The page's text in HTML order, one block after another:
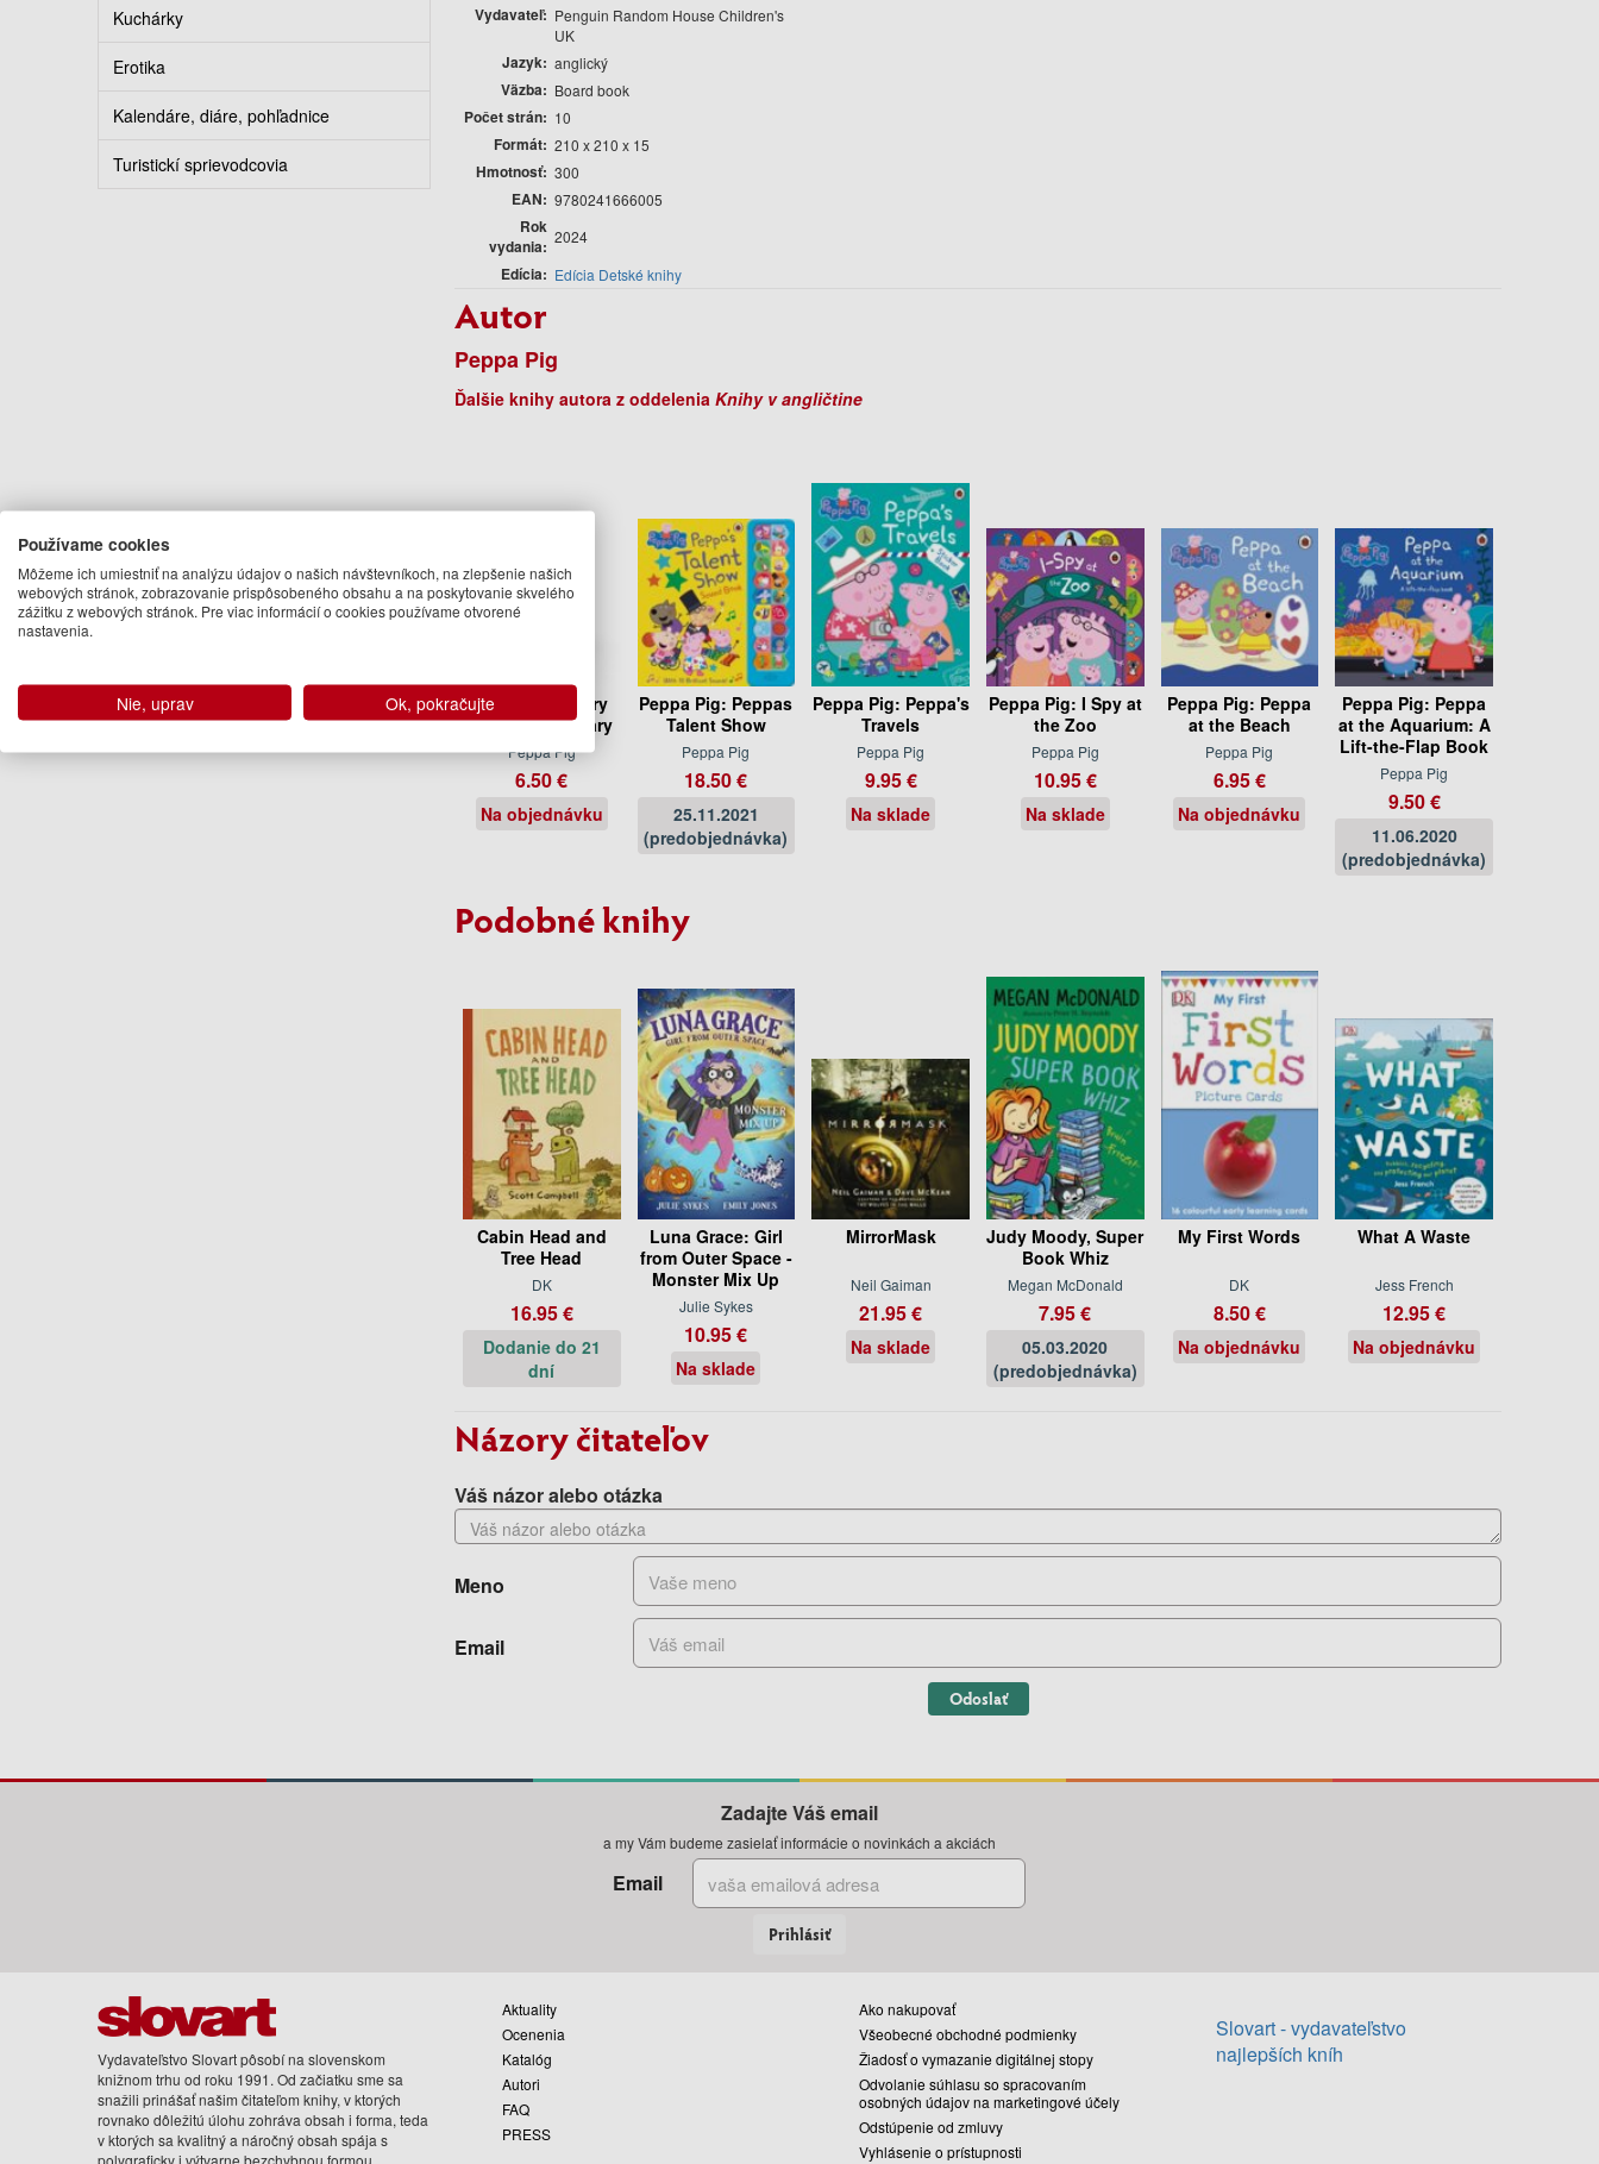
Kuchárky
Erotika
Kalendáre, diáre, pohľadnice
Turistickí sprievodcovia
Vydavateľ
Penguin Random House Children's
UK
Jazyk anglický
Väzba Board book
Počet strán 10
Formát 210 x 210 x 15
Hmotnosť 300
EAN 9780241666005
Rok
vydania 2024
Edícia Edícia Detské knihy
Autor
Peppa Pig
Ďalšie knihy autora z oddelenia Knihy v angličtine
Peppa Pig: Fairy
Tale Little Library
Peppa Pig
6.50 €
Na objednávku
Peppa Pig: Peppas
Talent Show
Peppa Pig
18.50 €
25.11.2021
(predobjednávka)
Peppa Pig: Peppa's
Travels
Peppa Pig
9.95 €
Na sklade
Peppa Pig: I Spy at
the Zoo
Peppa Pig
10.95 €
Na sklade
Peppa Pig: Peppa
at the Beach
Peppa Pig
6.95 €
Na objednávku
Peppa Pig: Peppa
at the Aquarium: A
Lift-the-Flap Book
Peppa Pig
9.50 €
11.06.2020
(predobjednávka)
Podobné knihy
Cabin Head and
Tree Head
DK
16.95 €
Dodanie do 21
dní
Luna Grace: Girl
from Outer Space -
Monster Mix Up
Julie Sykes
10.95 €
Na sklade
MirrorMask
Neil Gaiman
21.95 €
Na sklade
Judy Moody, Super
Book Whiz
Megan McDonald
7.95 €
05.03.2020
(predobjednávka)
My First Words
DK
8.50 €
Na objednávku
What A Waste
Jess French
12.95 €
Na objednávku
Názory čitateľov
Váš názor alebo otázka
Meno
Email
Odoslať
Zadajte Váš email
a my Vám budeme zasielať informácie o novinkách a akciách
Email
Prihlásiť
Vydavateľstvo Slovart pôsobí na slovenskom
knižnom trhu od roku 1991. Od začiatku sme sa
snažili prinášať našim čitateľom knihy, v ktorých
rovnako dôležitú úlohu zohráva obsah i forma, teda
v ktorých sa kvalitný a náročný obsah spája s
polygraficky i výtvarne bezchybnou formou.
Aktuality
Ocenenia
Katalóg
Autori
FAQ
PRESS
Ako nakupovať
Všeobecné obchodné podmienky
Žiadosť o vymazanie digitálnej stopy
Odvolanie súhlasu so spracovaním
osobných údajov na marketingové účely
Odstúpenie od zmluvy
Vyhlásenie o prístupnosti
Slovart - vydavateľstvo
najlepších kníh
Používame cookies
Môžeme ich umiestniť na analýzu údajov o našich návštevníkoch, na zlepšenie našich
webových stránok, zobrazovanie prispôsobeného obsahu a na poskytovanie skvelého
zážitku z webových stránok. Pre viac informácií o cookies používame otvorené
nastavenia.
Nie, uprav Ok, pokračujte